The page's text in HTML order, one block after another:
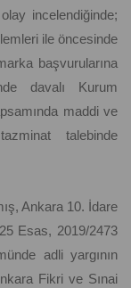
incelendiğinde;
ile öncesinde
başvurularına
davalı Kurum
maddi ve
talebinde
Ankara 10. İdare
Esas, 2019/2473
adli yargının
Fikri ve Sınai